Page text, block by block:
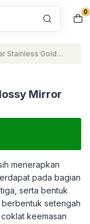
0
Stainless Gold
Mirror
menerapkan
pada bagian
serta bentuk
setengah
keemasan